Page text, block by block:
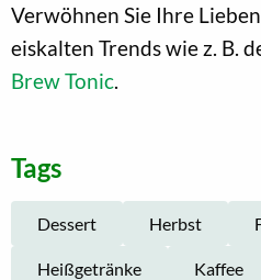
Verwöhnen Sie Ihre
eiskalten Trends wie z. B.
Brew Tonic.
Tags
Dessert Herbst
Heißgetränke Kaffee